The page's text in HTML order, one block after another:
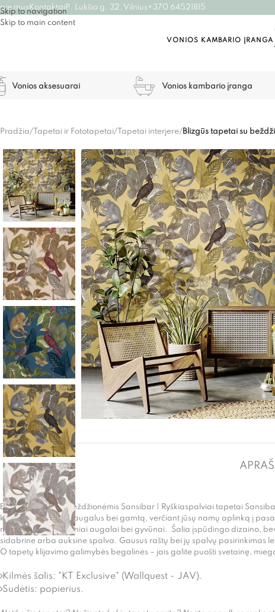
Skip to navigation
Skip to main content
mus Kontaktai P. Lukšio g. 32, Vilnius +370 64521815
VONIOS KAMBARIO ĮRANGA
Vonios aksesuarai Vonios kambario įranga
Pradžia/ Tapetai ir Fototapetai/ Tapetai interjere/Blizgūs tapetai su
Blizgūs tapetai su beždžionėmis Sansibar | Ryškiaspalviai tapetai
kolekcija išaukština augalus bei gamtą, verčiant jūsų namų aplinką į
ryškios gėlės, egzotiniai augalai bei gyvūnai. Šalia įspūdingo dizaino,
sidabrine arba auksine spalva. Gausus raštų bei jų spalvų pasirinkimas
O tapetų klijavimo galimybės begalinės – jais galite puošti svetainę,
Kilmės šalis: "KT Exclusive" (Wallquest - JAV).
Sudėtis: popierius.